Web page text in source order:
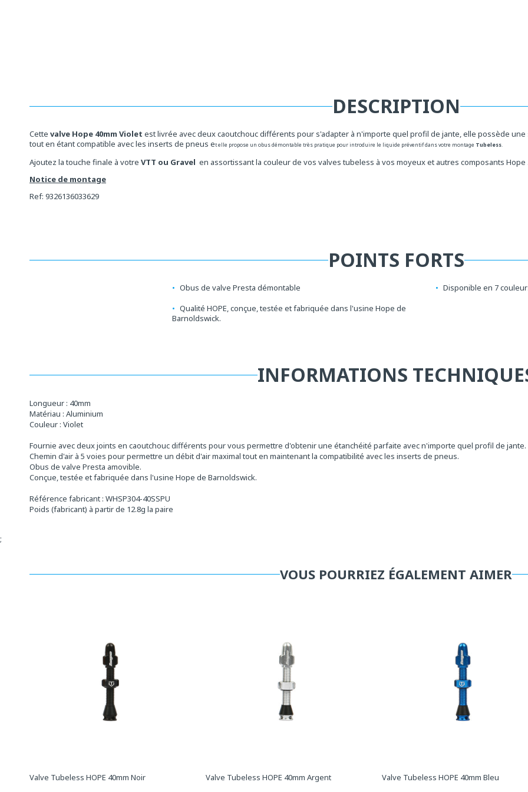
fenêtre
DESCRIPTION
Cette valve Hope 40mm Violet est livrée avec deux caoutchouc différents pour s'adapter à n'importe quel profil de jante, elle possède
tout en étant compatible avec les inserts de pneus et elle propose un obus démontable très pratique pour introduire le liquide préventif dans votre montage Tubeless.
Ajoutez la touche finale à votre VTT ou Gravel en assortissant la couleur de vos valves tubeless à vos moyeux et autres composants
Notice de montage
Ref: 9326136033629
POINTS FORTS
Obus de valve Presta démontable
Qualité HOPE, conçue, testée et fabriquée dans l'usine Hope de
Barnoldswick.
Disponible en 7
INFORMATIONS
Longueur : 40mm
Matériau : Aluminium
Couleur : Violet
Fournie avec deux joints en caoutchouc différents pour vous permettre d'obtenir une étanchéité parfaite avec n'importe quel profil de jante.
Chemin d'air à 5 voies pour permettre un débit d'air maximal tout en maintenant la compatibilité avec les inserts de pneus.
Obus de valve Presta amovible.
Conçue, testée et fabriquée dans l'usine Hope de Barnoldswick.
Référence fabricant : WHSP304-40SSPU
Poids (fabricant) à partir de 12.8g la paire
;
VOUS POURRIEZ ÉGALEMENT AIMER
Valve Tubeless HOPE 40mm Noir Valve Tubeless HOPE 40mm Argent Valve Tubeless HOPE 40mm Bleu